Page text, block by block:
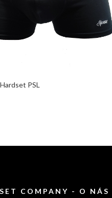
PSL
COMPANY - O NÁS